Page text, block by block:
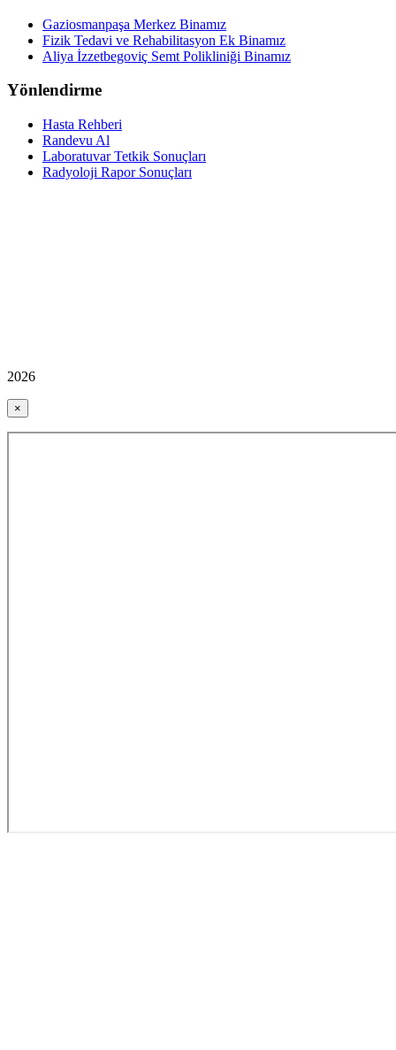
Gaziosmanpaşa Merkez Binamız
Fizik Tedavi ve Rehabilitasyon Ek Binamız
Aliya İzzetbegoviç Semt Polikliniği Binamız
Yönlendirme
Hasta Rehberi
Randevu Al
Laboratuvar Tetkik Sonuçları
Radyoloji Rapor Sonuçları
2026
×